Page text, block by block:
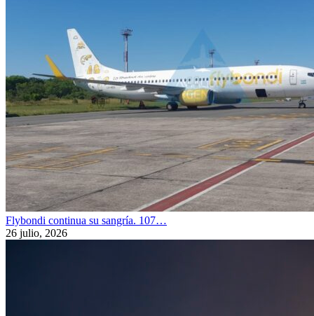
Flybondi continua su sangría. 107…
26 julio, 2026